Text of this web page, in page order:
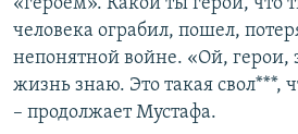
человека ограбил, пошел,
непонятной войне. «Ой, герои,
жизнь знаю. Это такая свол***,
– продолжает Мустафа.